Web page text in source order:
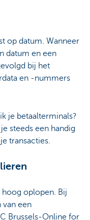
op datum. Wanneer
datum en een
bij het
en -nummers
je betaalterminals?
steeds een handig
transacties.
hoog oplopen. Bij
van een
Brussels-Online for